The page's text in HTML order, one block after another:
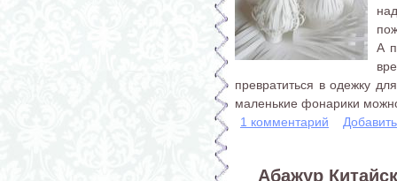
А
превратиться в одежку
маленькие фонарики
1 комментарий
Абажур